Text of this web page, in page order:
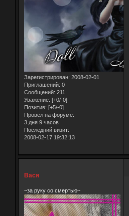
Зарегистрирован: 2008-02-01
Приглашений: 0
Сообщений: 211
Уважение: [+0/-0]
Позитив: [+5/-0]
Провел на форуме:
3 дня 9 часов
Последний визит:
2008-02-17 19:32:13
Вася
~за руку со смертью~